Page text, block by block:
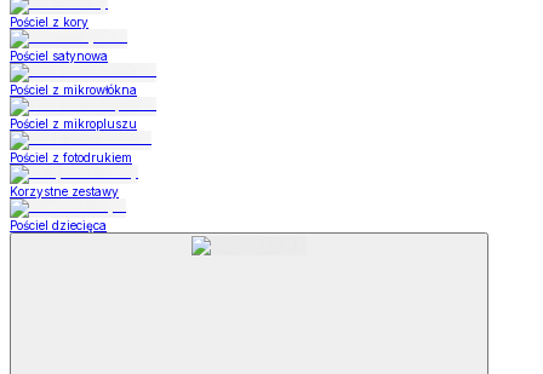
Pościel z kory
Pościel satynowa
Pościel z mikrowłókna
Pościel z mikropluszu
Pościel z fotodrukiem
Korzystne zestawy
Pościel dziecięca